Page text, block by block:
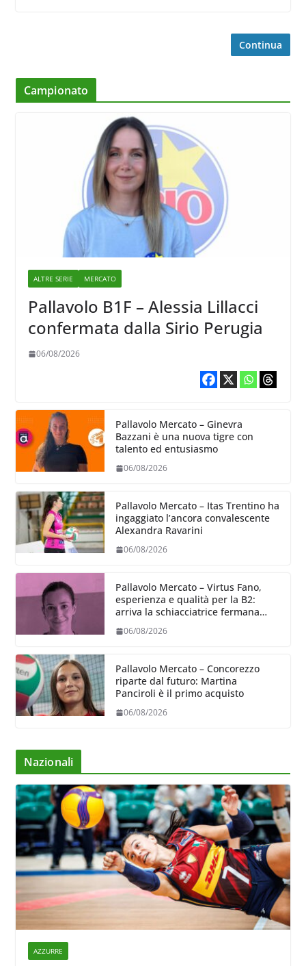
Continua
Campionato
ALTRE SERIE MERCATO
Pallavolo B1F – Alessia Lillacci
confermata dalla Sirio Perugia
06/08/2026
Pallavolo Mercato – Ginevra
Bazzani è una nuova tigre con
talento ed entusiasmo
06/08/2026
Pallavolo Mercato – Itas Trentino ha
ingaggiato l’ancora convalescente
Alexandra Ravarini
06/08/2026
Pallavolo Mercato – Virtus Fano,
esperienza e qualità per la B2:
arriva la schiacciatrice fermana
06/08/2026
Pallavolo Mercato – Concorezzo
riparte dal futuro: Martina
Panciroli è il primo acquisto
06/08/2026
Nazionali
AZZURRE